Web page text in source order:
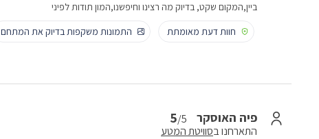
ביין,המקום שקט, בדיוק מה רצינו וחיפשנו,המון תודות לפיני
חוות דעת מאומתת
התמונות משקפות בדיוק את המתחם
פיה האוסקר 5/5
התארחנו בסוויטת המטע